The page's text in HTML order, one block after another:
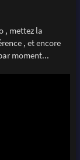
, mettez la
, et encore
moment...